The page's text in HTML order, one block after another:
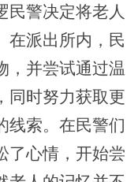
民警决定将老人
在派出所内，民
，并尝试通过温
同时努力获取更
线索。在民警们
了心情，开始尝